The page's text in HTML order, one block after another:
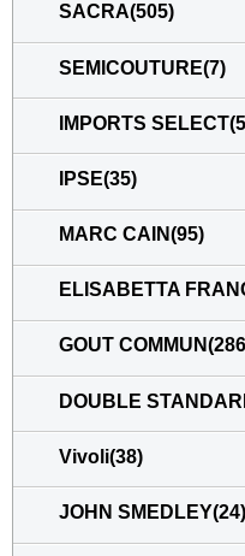
SACRA(505)
SEMICOUTURE(7)
IMPORTS
IPSE(35)
MARC CAIN(95)
ELISABETTA
GOUT
DOUBLE
Vivoli(38)
JOHN SMEDLEY(24)